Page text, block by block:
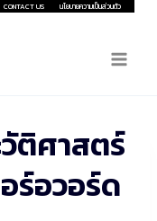
CONTACT US นโยบายความเป็นส่วนตัว
วัติศาสตร์
ร์อวอร์ด